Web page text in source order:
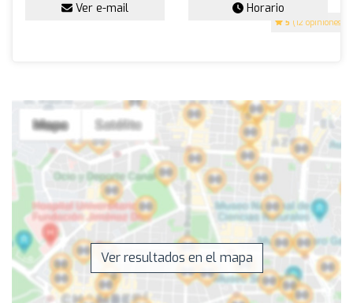
5 (12 opiniones)
Ver e-mail Horario
Ver resultados en el mapa